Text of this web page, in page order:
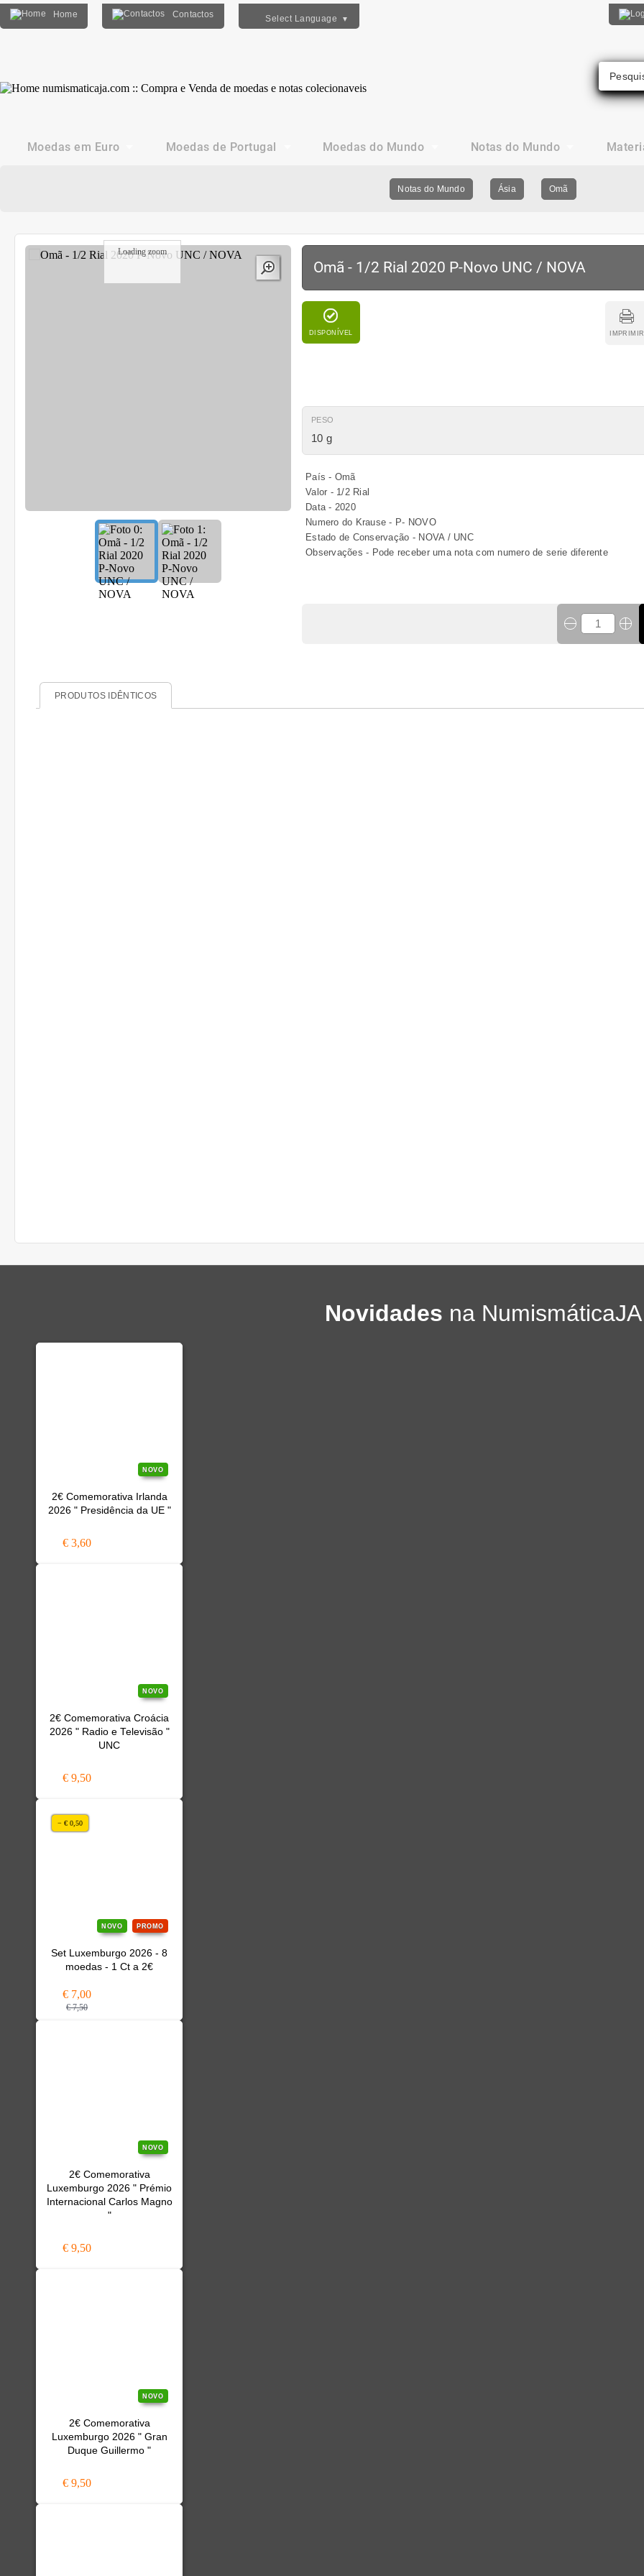
Home Contactos Select Language ▼
Moedas em Euro Moedas de Portugal Moedas do Mundo Notas do Mundo
Notas do Mundo Ásia Omã
Loading zoom
Omã - 1/2 Rial 2020 P-Novo UNC / NOVA
DISPONÍVEL IMPRIMIR
PESO
10 g
País - Omã
Valor - 1/2 Rial
Data - 2020
Numero do Krause - P- NOVO
Estado de Conservação - NOVA / UNC
Observações - Pode receber uma nota com numero de serie diferente
PRODUTOS IDÊNTICOS
Novidades na NumismáticaJA
NOVO
2€ Comemorativa Irlanda
2026 " Presidência da UE "
€ 3,60
NOVO
2€ Comemorativa Croácia
2026 " Radio e Televisão "
UNC
€ 9,50
NOVO PROMO
Set Luxemburgo 2026 - 8
moedas - 1 Ct a 2€
€ 7,00
€ 7,50
− € 0,50
NOVO
2€ Comemorativa
Luxemburgo 2026 " Prémio
Internacional Carlos Magno
"
€ 9,50
NOVO
2€ Comemorativa
Luxemburgo 2026 " Gran
Duque Guillermo "
€ 9,50